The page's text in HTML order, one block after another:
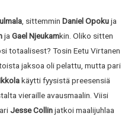
, sittemmin Daniel Opokuja
ja Gael Njeukamkin. Oliko sitten
totaalisest? Tosin Eetu Virtanen
jaksoa oli pelattu, mutta pari
käytti fyysistä preesensiä
vieraille avausmaalin. Viisi
Jesse Collinjatkoi maalijuhlaa